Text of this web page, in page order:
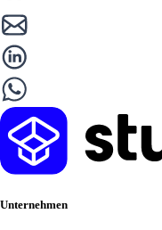
Unternehmen